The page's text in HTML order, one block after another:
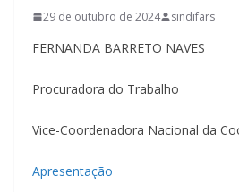
29 de outubro de 2024 sindifars
FERNANDA BARRETO NAVES
Procuradora do Trabalho
Vice-Coordenadora Nacional da
Apresentação